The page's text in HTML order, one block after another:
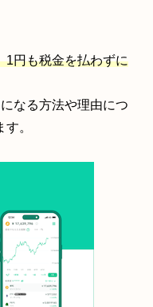
1円も税金を払わずに
なる方法や理由につ
。